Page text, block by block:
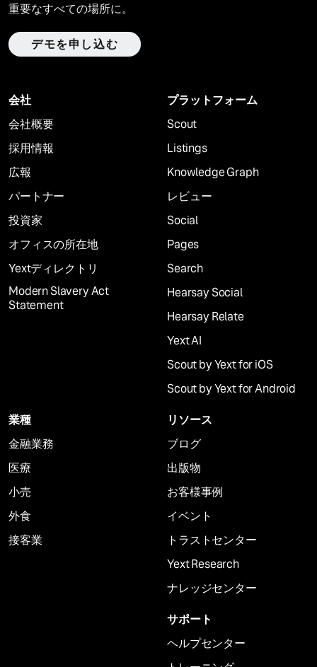
重要なすべての場所に。
デモを申し込む
会社
会社概要
採用情報
広報
パートナー
投資家
オフィスの所在地
Yextディレクトリ
Modern Slavery Act
Statement
プラットフォーム
Scout
Listings
Knowledge Graph
レビュー
Social
Pages
Search
Hearsay Social
Hearsay Relate
Yext AI
Scout by Yext for iOS
Scout by Yext for Android
業種
金融業務
医療
小売
外食
接客業
リソース
ブログ
出版物
お客様事例
イベント
トラストセンター
Yext Research
ナレッジセンター
サポート
ヘルプセンター